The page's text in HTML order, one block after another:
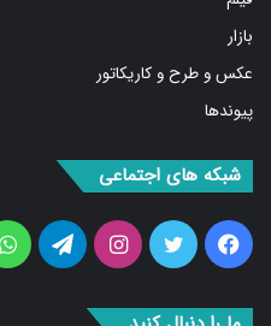
بازار
عکس و طرح و کاریکاتور
شبکه های اجتماعی
فیس
بوک
توییتراینستاگرام
تلگرام
ما را دنبال کنید